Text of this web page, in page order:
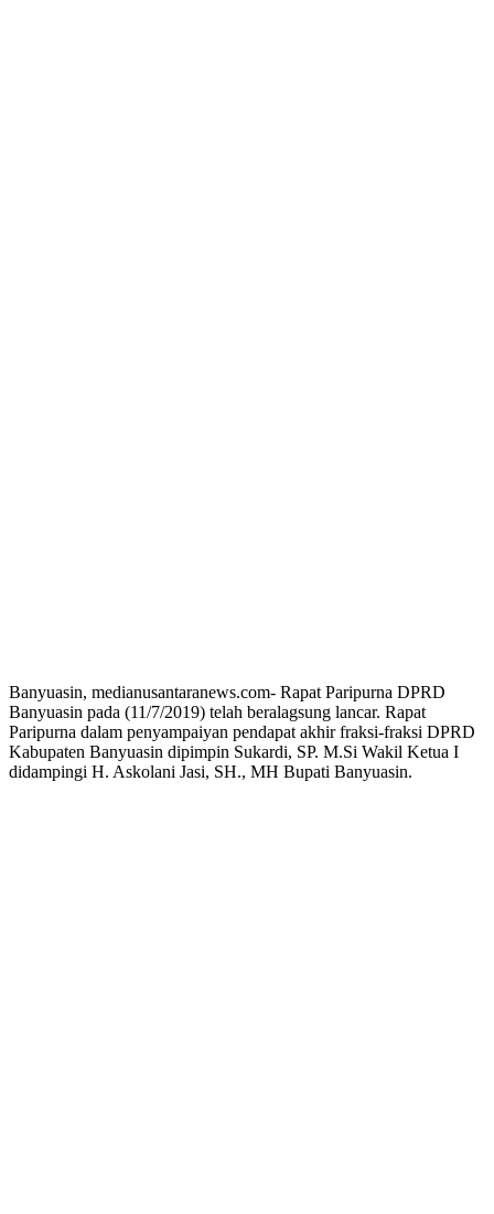
Banyuasin, medianusantaranews.com- Rapat Paripurna DPRD
Banyuasin pada (11/7/2019) telah beralagsung lancar. Rapat
Paripurna dalam penyampaiyan pendapat akhir fraksi-fraksi DPRD
Kabupaten Banyuasin dipimpin Sukardi, SP. M.Si Wakil Ketua I
didampingi H. Askolani Jasi, SH., MH Bupati Banyuasin.